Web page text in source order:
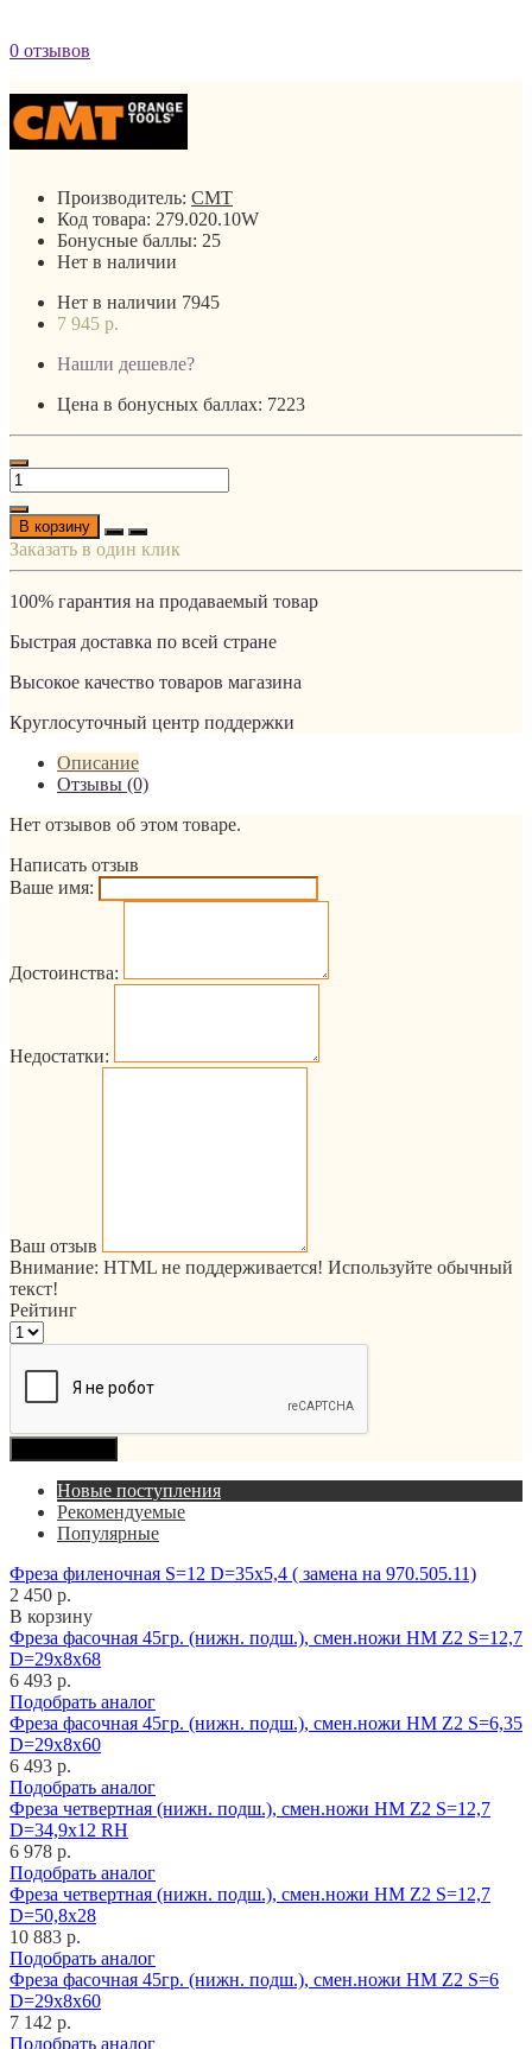
0 отзывов
Производитель: CMT
Код товара: 279.020.10W
Бонусные баллы: 25
Нет в наличии
Нет в наличии 7945
7 945 р.
Нашли дешевле?
Цена в бонусных баллах: 7223
В корзину
Заказать в один клик
100% гарантия на продаваемый товар
Быстрая доставка по всей стране
Высокое качество товаров магазина
Круглосуточный центр поддержки
Описание
Отзывы (0)
Нет отзывов об этом товаре.
Написать отзыв
Ваше имя:
Достоинства:
Недостатки:
Ваш отзыв
Внимание: HTML не поддерживается! Используйте обычный
текст!
Рейтинг
Новые поступления
Рекомендуемые
Популярные
Фреза филеночная S=12 D=35x5,4 ( замена на 970.505.11)
2 450 р.
В корзину
Фреза фасочная 45гр. (нижн. подш.), смен.ножи HM Z2 S=12,7
D=29x8x68
6 493 р.
Подобрать аналог
Фреза фасочная 45гр. (нижн. подш.), смен.ножи HM Z2 S=6,35
D=29x8x60
6 493 р.
Подобрать аналог
Фреза четвертная (нижн. подш.), смен.ножи HM Z2 S=12,7
D=34,9x12 RH
6 978 р.
Подобрать аналог
Фреза четвертная (нижн. подш.), смен.ножи HM Z2 S=12,7
D=50,8x28
10 883 р.
Подобрать аналог
Фреза фасочная 45гр. (нижн. подш.), смен.ножи HM Z2 S=6
D=29x8x60
7 142 р.
Подобрать аналог